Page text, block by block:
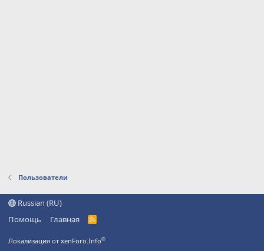
Пользователи
Russian (RU)
Помощь
Главная
R
Локализация от xenForo.Info®